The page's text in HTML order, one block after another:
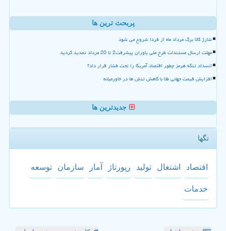
پربحث ترین ها
شارژ کالا برگ مرداد ماه از فردا شروع می شود
مهلت ارسال مستندات طرح ملی یاوران پیشرفت2 تا 20 مرداد تمدید گردید
انسداد تنگه هرمز چطور اقتصاد آمریکا را تحت فشار قرار داد؟
افزایش قیمت جهانی طلا با کاهش تنش ها در خاورمیانه
جدیدترین ها
تگها
اقتصاد اشتغال تولید رپورتاژ آمار سازمان توسعه
خدمات